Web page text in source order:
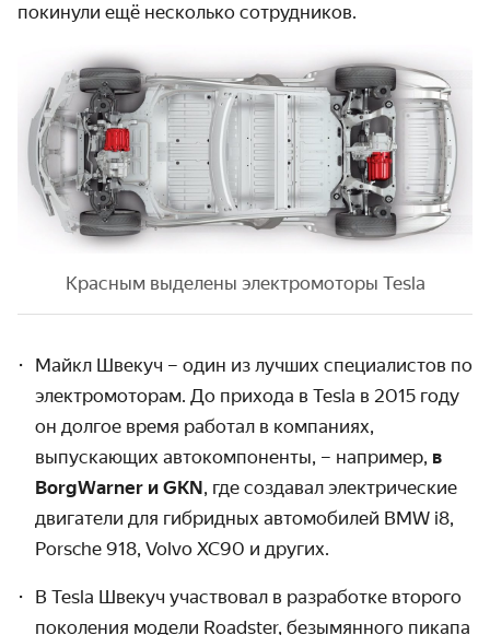
покинули ещё несколько сотрудников.
Красным выделены электромоторы Tesla
Майкл Швекуч – один из лучших специалистов по
электромоторам. До прихода в Tesla в 2015 году
он долгое время работал в компаниях,
выпускающих автокомпоненты, – например, в
BorgWarner и GKN, где создавал электрические
двигатели для гибридных автомобилей BMW i8,
Porsche 918, Volvo XC90 и других.
В Tesla Швекуч участвовал в разработке второго
поколения модели Roadster, безымянного пикапа